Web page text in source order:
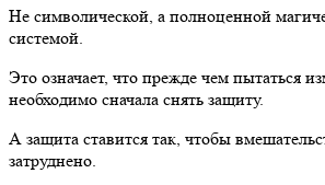
Не символической, а полноценной
системой.
Это означает, что прежде чем пытаться
необходимо сначала снять защиту.
А защита ставится так, чтобы
затруднено.